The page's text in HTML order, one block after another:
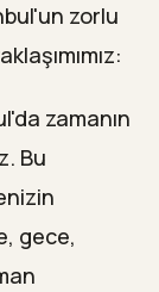
zorlu
zamanın
Bu
gece,